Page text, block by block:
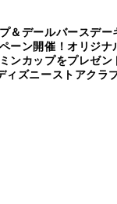
＆デールバースデー
ーン開催！オリジナ
ンカップをプレゼン
ィズニーストアクラ